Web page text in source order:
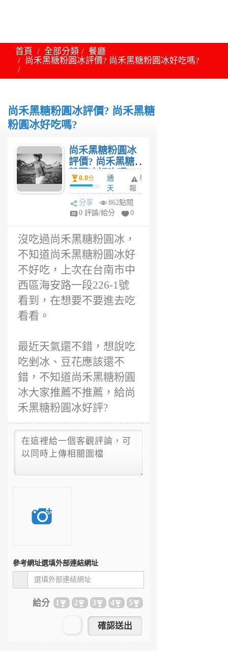
首頁 全部分類
餐廳
尚禾黑糖粉圓冰評價? 尚禾黑糖粉圓冰好吃嗎?
尚禾黑糖粉圓冰評價? 尚禾黑糖
粉圓冰好吃嗎?
尚禾黑糖粉圓冰
評價? 尚禾黑糖
粉圓冰好吃嗎?
0.0分
通
天
6
年
舉
報
分享
862點閱
0 評論/給分
0
沒吃過尚禾黑糖粉圓冰，
不知道尚禾黑糖粉圓冰好
不好吃，上次在台南市中
西區海安路一段226-1號
看到，在想要不要進去吃
看看。
最近天氣還不錯，想說吃
吃剉冰、豆花應該還不
錯，不知道尚禾黑糖粉圓
冰大家推薦不推薦，給尚
禾黑糖粉圓冰好評?
參考網址選填外部連結網址
給分 1 2 3 4 5